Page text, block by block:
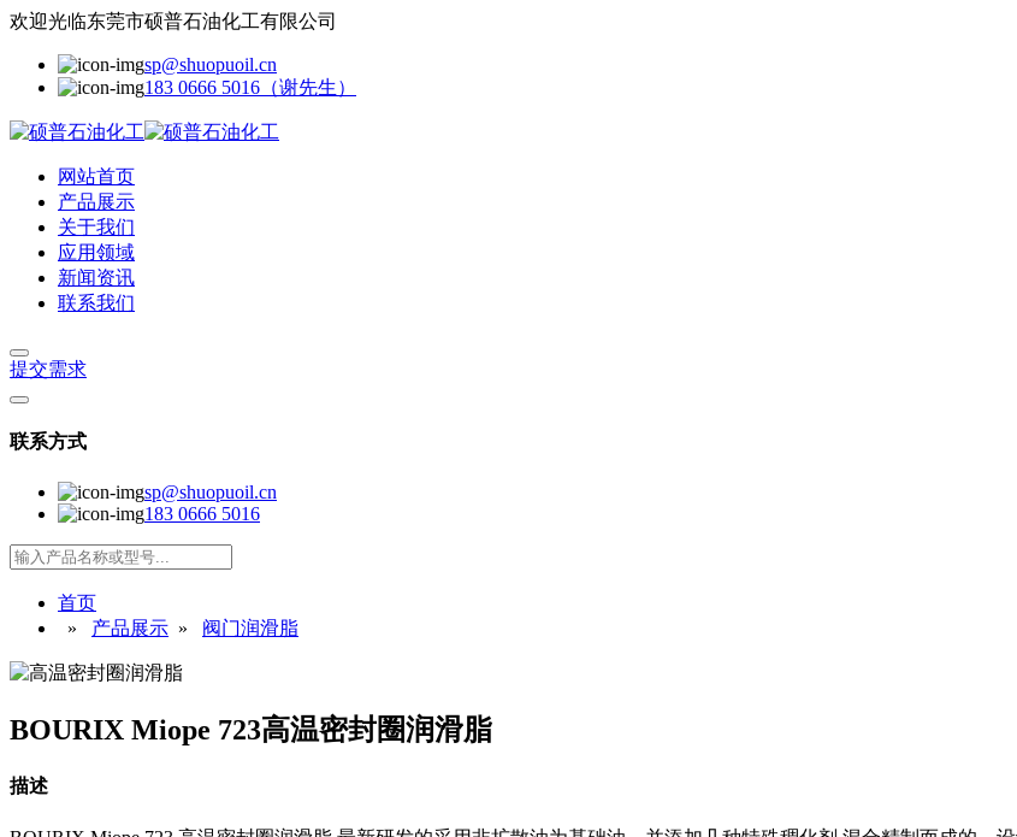
欢迎光临东莞市硕普石油化工有限公司
sp@shuopuoil.cn
183 0666 5016（谢先生）
网站首页
产品展示
关于我们
应用领域
新闻资讯
联系我们
提交需求
联系方式
sp@shuopuoil.cn
183 0666 5016
首页
» 产品展示 » 阀门润滑脂
BOURIX Miope 723高温密封圈润滑脂
描述